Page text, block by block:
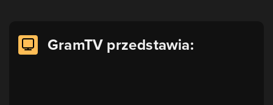
GramTV przedstawia: